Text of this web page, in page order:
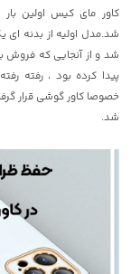
شد.مدل اولیه از بدنه ای
شد و از آنجایی که
پیدا کرده بود ، رفته
خصوصا کاور گوشی قرار
شد.